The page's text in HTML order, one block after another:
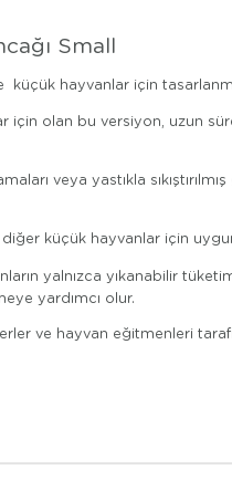
Small
hayvanlar için
için olan bu versiyon, uzun
veya yastıkla
küçük hayvanlar için
yalnızca yıkanabilir
yardımcı olur.
ve hayvan eğitmenleri